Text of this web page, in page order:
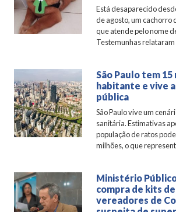
Está desaparecido
de agosto, um cachorro
que atende pelo nome
Testemunhas relataram
São Paulo tem
habitante e vive
pública
São Paulo vive um
sanitária. Estimativas
população de ratos
milhões, o que
Ministério
compra de kits
vereadores de